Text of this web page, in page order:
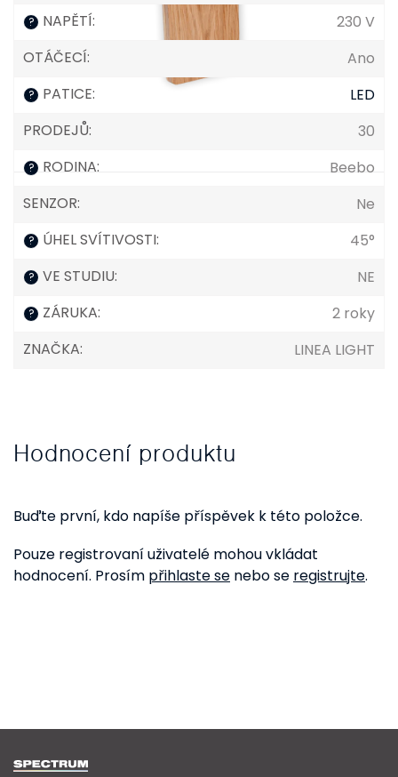
? NAPĚTÍ:
230 V
OTÁČECÍ: Ano
? PATICE:
LED
PRODEJŮ: 30
? RODINA:
Beebo
SENZOR: Ne
? ÚHEL SVÍTIVOSTI: 45°
? VE STUDIU: NE
? ZÁRUKA:
2 roky
ZNAČKA: LINEA LIGHT
Hodnocení produktu
Buďte první, kdo napíše příspěvek k této položce.
Pouze registrovaní uživatelé mohou vkládat
hodnocení. Prosím přihlaste se nebo se registrujte.